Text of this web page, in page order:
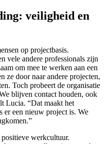
veiligheid en
op projectbasis.
vele andere professionals zijn
om mee te werken aan een
ze door naar andere projecten,
Toch probeert de organisatie
blijven contact houden, ook
Lucia. “Dat maakt het
er een nieuw project is. We
werkcultuur.